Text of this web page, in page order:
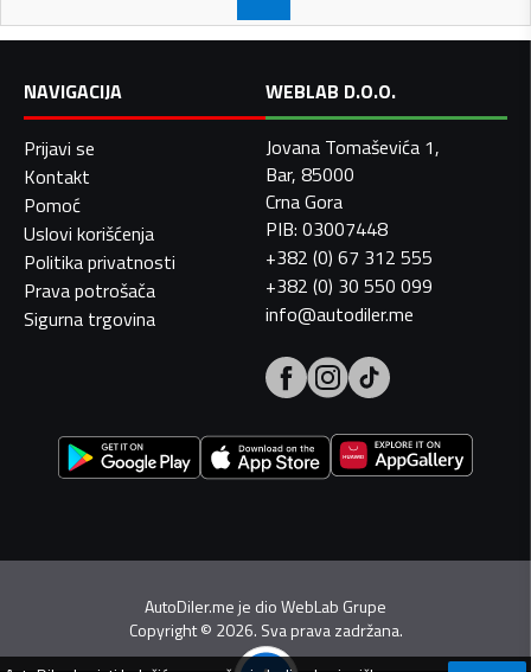
NAVIGACIJA
Prijavi se
Kontakt
Pomoć
Uslovi korišćenja
Politika privatnosti
Prava potrošača
Sigurna trgovina
WEBLAB D.O.O.
Jovana Tomaševića 1,
Bar, 85000
Crna Gora
PIB: 03007448
+382 (0) 67 312 555
+382 (0) 30 550 099
info@autodiler.me
AutoDiler.me je dioWebLab Grupe
Copyright© 2026. Sva prava zadržana.